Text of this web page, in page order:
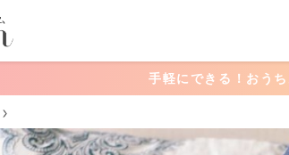
手軽にできる！おうちあそび一覧